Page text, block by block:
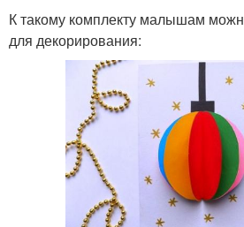
К такому комплекту малышам
для декорирования: